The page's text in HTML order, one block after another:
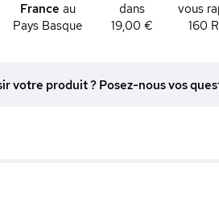
France au
Pays Basque
dans
19,00 €
vous
160
votre produit ? Posez-nous vos